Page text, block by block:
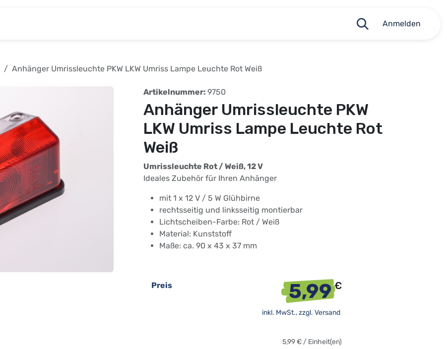
Anmelden
Anhänger Umrissleuchte PKW LKW Umriss Lampe Leuchte Rot Weiß
Artikelnummer: 9750
Anhänger Umrissleuchte PKW
LKW Umriss Lampe Leuchte Rot
Weiß
Umrissleuchte Rot / Weiß, 12 V
Ideales Zubehör für Ihren Anhänger
mit 1 x 12 V / 5 W Glühbirne
rechtsseitig und linksseitig montierbar
Lichtscheiben-Farbe: Rot / Weiß
Material: Kunststoff
Maße: ca. 90 x 43 x 37 mm
Preis 5,99€
inkl. MwSt., zzgl. Versand
5,99€/ Einheit(en)